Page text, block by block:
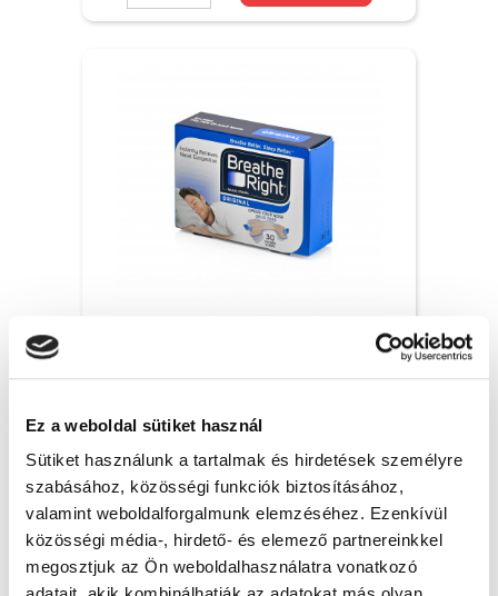
Ez a weboldal sütiket használ
Sütiket használunk a tartalmak és hirdetések személyre
szabásához, közösségi funkciók biztosításához,
valamint weboldalforgalmunk elemzéséhez. Ezenkívül
közösségi média-, hirdető- és elemező partnereinkkel
megosztjuk az Ön weboldalhasználatra vonatkozó
Breathe Right orrtapasz Original, S/M – 30x
(bruttó 7 874 Ft )
Raktáron
db
KOSÁRBA